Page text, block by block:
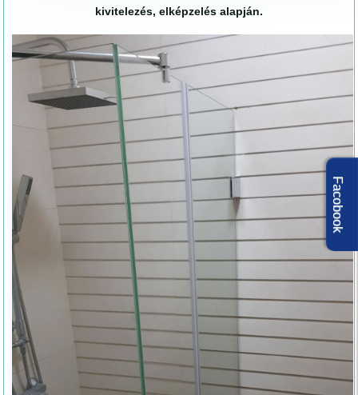
kivitelezés, elképzelés alapján.
Facobook